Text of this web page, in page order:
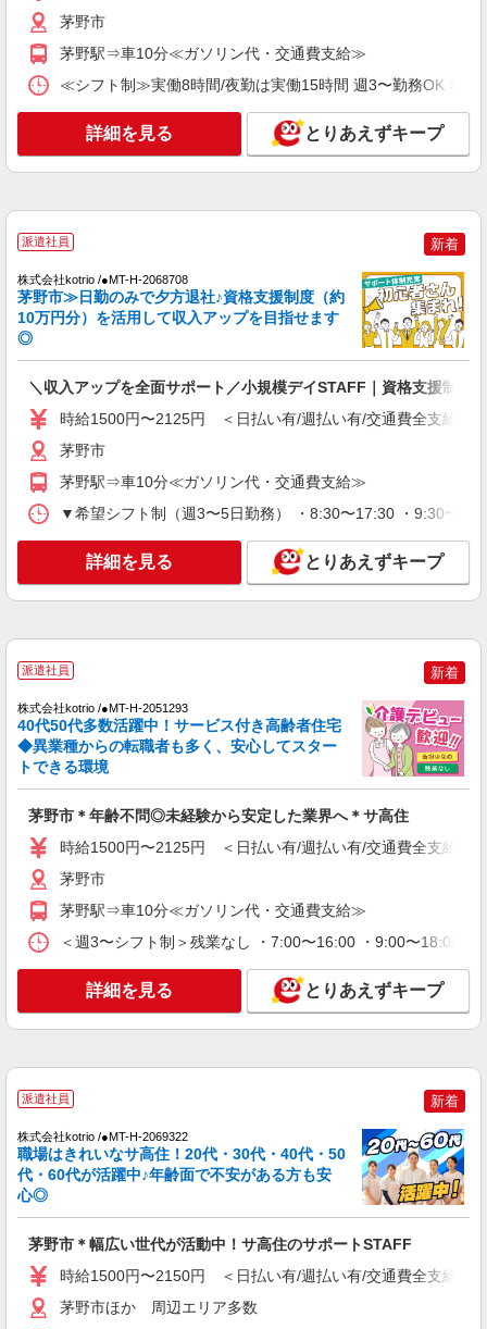
茅野市
キープ 詳細を見る
NEW
介護は人生のサポーター。サ高住STAFF募
時給1500円〜2150円 ＜日払い有/週払い有/交
通費全支給(ガソリン代含む)＞
茅野市
詳細を見る
株式会社kotrio /●MT-H-2161471
NEW
通費全支給(ガソリン代含む)＞
茅野市
詳細を見る
派遣社員
株式会社kotrio /●MT-H-2068637
NEW
茅野市のデイサービス♪日勤のみ！残業ゼロ
で趣味も満喫
時給1500円〜2125円 ＜日払い有/週払い有/交
通費全支給(ガソリン代含む)＞
派遣社員
株式会社kotrio /●MT-H-1977547
ポートなど★
時給1500円〜2125円 ＜日払い有/週払い有/交
通費全支給(ガソリン代含む)＞
キープ 詳細を見る
株式会社kotrio /●MT-H-2068903
NEW
茅野市の小さいデイサービス★残業なし♪日
勤のみ◎夜はおうち時間
時給1500円〜2125円 ＜日払い有/週払い有/交
通費全支給(ガソリン代含む)＞
キープ
茅野市
茅野駅⇒車10分≪ガソリン代・交通費支給≫
≪シフト制≫実働8時間/夜勤は実働15時間 週3〜勤務OK 希
詳細を見る とりあえずキープ
派遣社員 新着
株式会社kotrio /●MT-H-2068708
茅野市≫日勤のみで夕方退社♪資格支援制度（約
10万円分）を活用して収入アップを目指せます
◎
＼収入アップを全面サポート／小規模デイSTAFF｜資格支援制度
時給1500円〜2125円 ＜日払い有/週払い有/交通費全支給(ガ
茅野市
茅野駅⇒車10分≪ガソリン代・交通費支給≫
▼希望シフト制（週3〜5日勤務） ・8:30〜17:30 ・9:30〜
詳細を見る とりあえずキープ
派遣社員 新着
株式会社kotrio /●MT-H-2051293
40代50代多数活躍中！サービス付き高齢者住宅
◆異業種からの転職者も多く、安心してスター
トできる環境
茅野市＊年齢不問◎未経験から安定した業界へ＊サ高住
時給1500円〜2125円 ＜日払い有/週払い有/交通費全支給(ガ
茅野市
茅野駅⇒車10分≪ガソリン代・交通費支給≫
＜週3〜シフト制＞残業なし ・7:00〜16:00 ・9:00〜
詳細を見る とりあえずキープ
派遣社員 新着
株式会社kotrio /●MT-H-2069322
職場はきれいなサ高住！20代・30代・40代・50
代・60代が活躍中♪年齢面で不安がある方も安
心◎
茅野市＊幅広い世代が活動中！サ高住のサポートSTAFF
時給1500円〜2150円 ＜日払い有/週払い有/交通費全支給(ガ
茅野市ほか 周辺エリア多数